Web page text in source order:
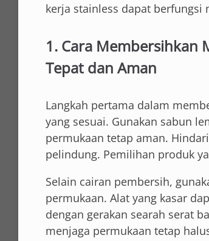
kerja stainless dapat berfungsi
1. Cara Membersihkan
Tepat dan Aman
Langkah pertama dalam
yang sesuai. Gunakan sabun
permukaan tetap aman.
pelindung. Pemilihan produk
Selain cairan pembersih,
permukaan. Alat yang kasar
dengan gerakan searah serat
menjaga permukaan tetap